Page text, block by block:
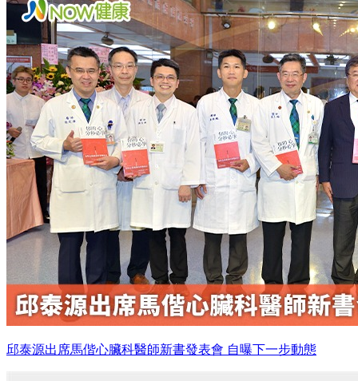
邱泰源出席馬偕心臟科醫師新書發表會 自曝下一步動態